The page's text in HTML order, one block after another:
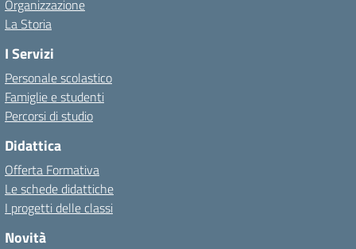
Organizzazione
La Storia
I Servizi
Personale scolastico
Famiglie e studenti
Percorsi di studio
Didattica
Offerta Formativa
Le schede didattiche
I progetti delle classi
Novità